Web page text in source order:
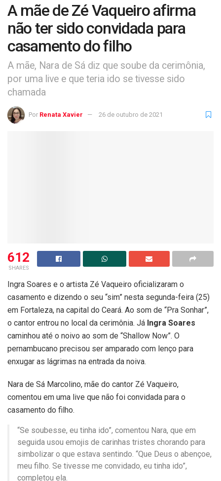
A mãe de Zé Vaqueiro afirma
não ter sido convidada para
casamento do filho
A mãe, Nara de Sá diz que soube da cerimônia,
por uma live e que teria ido se tivesse sido
chamada
Por Renata Xavier 26 de outubro de 2021
612
SHARES
Ingra Soares e o artista Zé Vaqueiro oficializaram o
casamento e dizendo o seu “sim” nesta segunda-feira (25)
em Fortaleza, na capital do Ceará. Ao som de “Pra Sonhar”,
o cantor entrou no local da cerimônia. Já Ingra Soares
caminhou até o noivo ao som de “Shallow Now”. O
pernambucano precisou ser amparado com lenço para
enxugar as lágrimas na entrada da noiva.
Nara de Sá Marcolino, mãe do cantor Zé Vaqueiro,
comentou em uma live que não foi convidada para o
casamento do filho.
“Se soubesse, eu tinha ido”, comentou Nara, que em
seguida usou emojis de carinhas tristes chorando para
simbolizar o que estava sentindo. “Que Deus o abençoe,
meu filho. Se tivesse me convidado, eu tinha ido”,
completou ela.